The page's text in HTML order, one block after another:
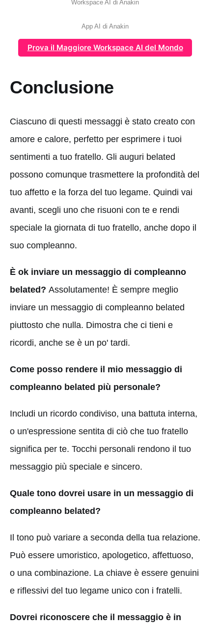
Workspace AI di Anakin
App AI di Anakin
Prova il Maggiore Workspace AI del Mondo
Conclusione
Ciascuno di questi messaggi è stato creato con
amore e calore, perfetto per esprimere i tuoi
sentimenti a tuo fratello. Gli auguri belated
possono comunque trasmettere la profondità del
tuo affetto e la forza del tuo legame. Quindi vai
avanti, scegli uno che risuoni con te e rendi
speciale la giornata di tuo fratello, anche dopo il
suo compleanno.
È ok inviare un messaggio di compleanno
belated? Assolutamente! È sempre meglio
inviare un messaggio di compleanno belated
piuttosto che nulla. Dimostra che ci tieni e
ricordi, anche se è un po' tardi.
Come posso rendere il mio messaggio di
compleanno belated più personale?
Includi un ricordo condiviso, una battuta interna,
o un'espressione sentita di ciò che tuo fratello
significa per te. Tocchi personali rendono il tuo
messaggio più speciale e sincero.
Quale tono dovrei usare in un messaggio di
compleanno belated?
Il tono può variare a seconda della tua relazione.
Può essere umoristico, apologetico, affettuoso,
o una combinazione. La chiave è essere genuini
e riflessivi del tuo legame unico con i fratelli.
Dovrei riconoscere che il messaggio è in